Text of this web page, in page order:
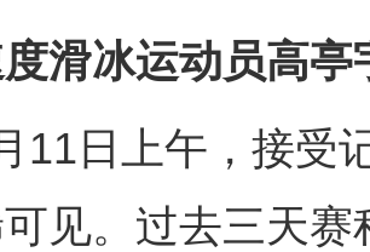
冰运动员高亭
日上午，接受记
见。过去三天